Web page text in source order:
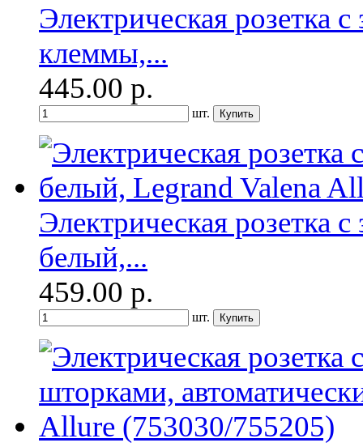
Электрическая розетка
клеммы,...
445.00 р.
шт.
Электрическая розетка
белый,...
459.00 р.
шт.